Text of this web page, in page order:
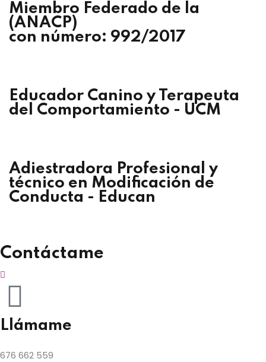
Miembro Federado de la
(ANACP)
con número: 992/2017
Educador Canino y Terapeuta
del Comportamiento - UCM
Adiestradora Profesional y
técnico en Modificación de
Conducta - Educan
Contáctame
Llámame
676 662 559